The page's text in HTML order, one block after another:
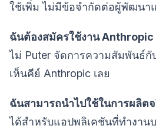
ใช้เพิ่ม ไม่มีข้อจำกัดต่อผู้พัฒนา
ฉันต้องสมัครใช้งาน Anthropic
ไม่ Puter จัดการความสัมพันธ์
เห็นคีย์ Anthropic เลย
ฉันสามารถนำไปใช้ในการผลิต
ได้สำหรับแอปพลิเคชันที่ทำงานบ